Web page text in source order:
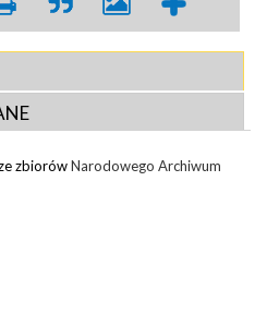
zbiorówNarodowego Archiwum